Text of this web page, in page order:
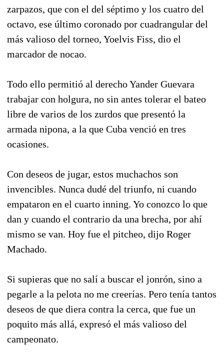
zarpazos, que con el del séptimo y los cuatro del
octavo, ese último coronado por cuadrangular del
más valioso del torneo, Yoelvis Fiss, dio el
marcador de nocao.
Todo ello permitió al derecho Yander Guevara
trabajar con holgura, no sin antes tolerar el bateo
libre de varios de los zurdos que presentó la
armada nipona, a la que Cuba venció en tres
ocasiones.
Con deseos de jugar, estos muchachos son
invencibles. Nunca dudé del triunfo, ni cuando
empataron en el cuarto inning. Yo conozco lo que
dan y cuando el contrario da una brecha, por ahí
mismo se van. Hoy fue el pitcheo, dijo Roger
Machado.
Si supieras que no salí a buscar el jonrón, sino a
pegarle a la pelota no me creerías. Pero tenía tantos
deseos de que diera contra la cerca, que fue un
poquito más allá, expresó el más valioso del
campeonato.